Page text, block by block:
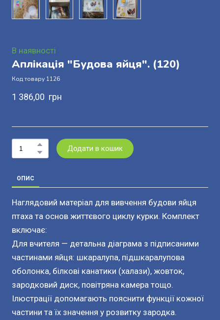
В наявності
Аплікація "Будова яйця". (120)
Код товару 1126
1 386,00  грн
Додати в кошик
ОПИС
Наглядовий матеріал для вивчення будови яйця
птаха та основ життєвого циклу курки. Комплект
включає:
Для вчителя — детальна діаграма з підписаними
частинами яйця: шкаралупа, підшкаралупова
оболонка, білкові канатики (халази), жовток,
зародковий диск, повітряна камера тощо.
Ілюстрації допомагають пояснити функції кожної
частини та їх значення у розвитку зародка.